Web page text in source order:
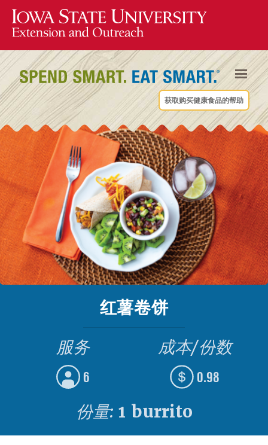
获取购买健康食品的帮助
红薯卷饼
服务
6
成本/份数
0.98
份量: 1 burrito